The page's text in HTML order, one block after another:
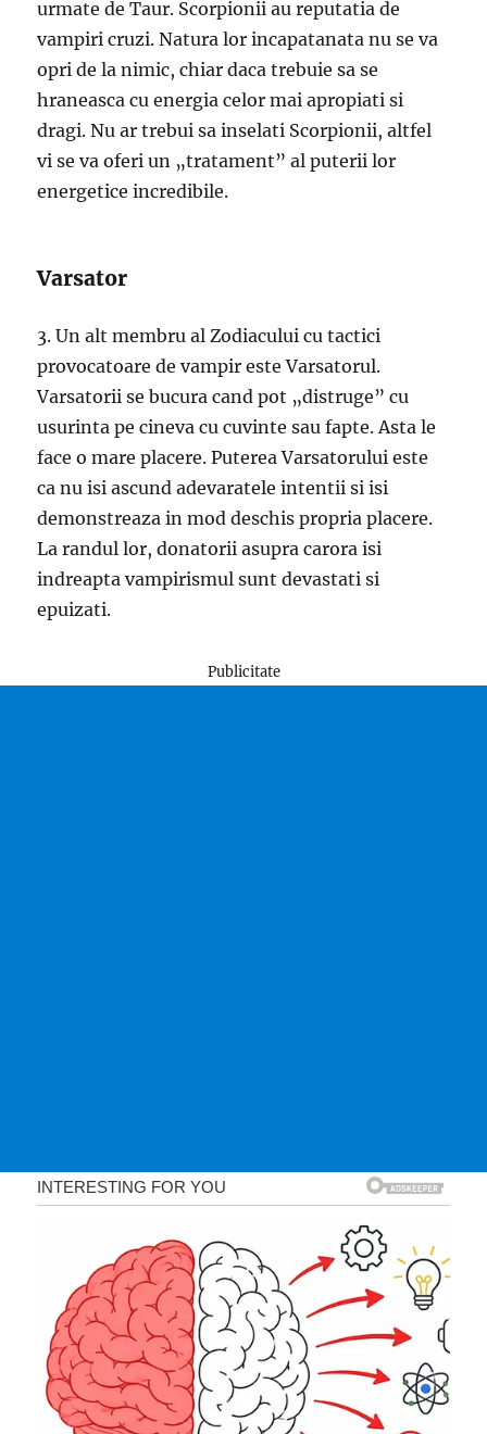
urmate de Taur. Scorpionii au reputatia de
vampiri cruzi. Natura lor incapatanata nu se va
opri de la nimic, chiar daca trebuie sa se
hraneasca cu energia celor mai apropiati si
dragi. Nu ar trebui sa inselati Scorpionii, altfel
vi se va oferi un „tratament” al puterii lor
energetice incredibile.
Varsator
3. Un alt membru al Zodiacului cu tactici
provocatoare de vampir este Varsatorul.
Varsatorii se bucura cand pot „distruge” cu
usurinta pe cineva cu cuvinte sau fapte. Asta le
face o mare placere. Puterea Varsatorului este
ca nu isi ascund adevaratele intentii si isi
demonstreaza in mod deschis propria placere.
La randul lor, donatorii asupra carora isi
indreapta vampirismul sunt devastati si
epuizati.
Publicitate